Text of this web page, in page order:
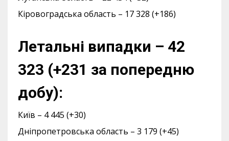
Кіровоградська область – 17 328 (+186)
Летальні випадки – 42
323 (+231 за попередню
добу):
Київ – 4 445 (+30)
Дніпропетровська область – 3 179 (+45)